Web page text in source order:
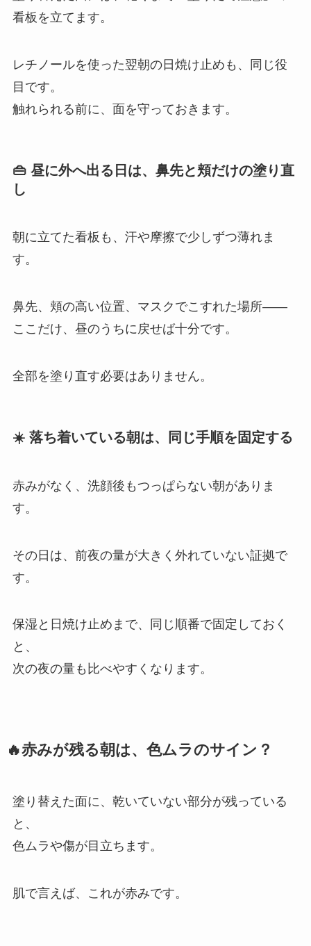
看板を立てます。
レチノールを使った翌朝の日焼け止めも、同じ役
目です。
触れられる前に、面を守っておきます。
👜 昼に外へ出る日は、鼻先と頬だけの塗り直
し
朝に立てた看板も、汗や摩擦で少しずつ薄れま
す。
鼻先、頬の高い位置、マスクでこすれた場所――
ここだけ、昼のうちに戻せば十分です。
全部を塗り直す必要はありません。
☀️ 落ち着いている朝は、同じ手順を固定する
赤みがなく、洗顔後もつっぱらない朝がありま
す。
その日は、前夜の量が大きく外れていない証拠で
す。
保湿と日焼け止めまで、同じ順番で固定しておく
と、
次の夜の量も比べやすくなります。
🔥赤みが残る朝は、色ムラのサイン？
塗り替えた面に、乾いていない部分が残っている
と、
色ムラや傷が目立ちます。
肌で言えば、これが赤みです。